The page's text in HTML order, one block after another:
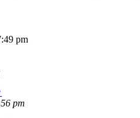
pm
pm